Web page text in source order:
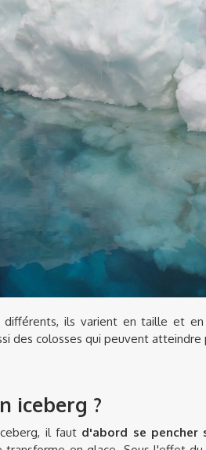
différents, ils varient en taille et
des colosses qui peuvent
iceberg ?
il faut d'abord se pencher